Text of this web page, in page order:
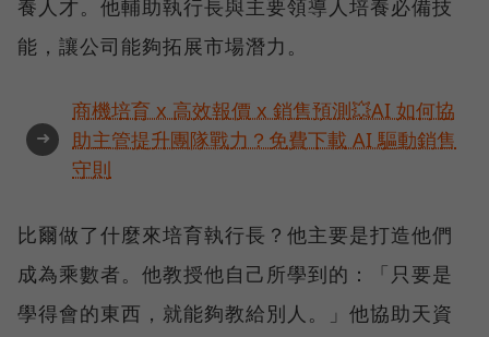
養人才。他輔助執行長與主要領導人培養必備技
能，讓公司能夠拓展市場潛力。
➜
商機培育 x 高效報價 x 銷售預測💥AI 如何協
助主管提升團隊戰力？免費下載 AI 驅動銷售
守則
比爾做了什麼來培育執行長？他主要是打造他們
成為乘數者。他教授他自己所學到的：「只要是
學得會的東西，就能夠教給別人。」他協助天資